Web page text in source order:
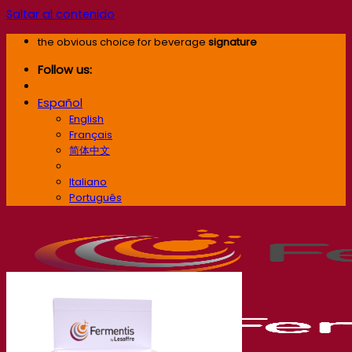
Saltar al contenido
the obvious choice for beverage signature
Follow us:
Español
English
Français
简体中文
Italiano
Português